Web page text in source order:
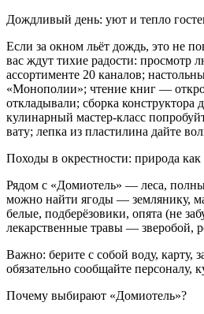
Дождливый день: уют и тепло
Если за окном льёт дождь, это не
вас ждут тихие радости: просмотр
ассортименте 20 каналов;
«Монополии»; чтение книг —
откладывали; сборка конструктора
кулинарный мастер‑класс
вату; лепка из пластилина дайте
Походы в окрестности: природа
Рядом с «Домиотель» — леса,
можно найти ягоды — землянику,
белые, подберёзовики, опята (не
лекарственные травы — зверобой,
Важно: берите с собой воду, карту,
обязательно сообщайте персоналу,
Почему выбирают «Домиотель»?